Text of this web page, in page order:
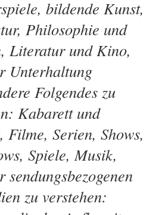
bildende Kunst,
Philosophie und
Literatur und Kino,
Unterhaltung
Folgendes zu
Kabarett und
Filme, Serien, Shows,
Spiele, Musik,
sendungsbezogenen
zu verstehen: